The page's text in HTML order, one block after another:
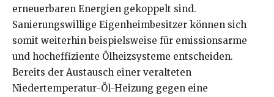
erneuerbaren Energien gekoppelt sind.
Sanierungswillige Eigenheimbesitzer können sich
somit weiterhin beispielsweise für emissionsarme
und hocheffiziente Ölheizsysteme entscheiden.
Bereits der Austausch einer veralteten
Niedertemperatur-Öl-Heizung gegen eine